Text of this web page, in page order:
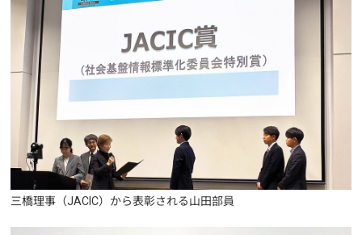
三橋理事（JACIC）から表彰される山田部員